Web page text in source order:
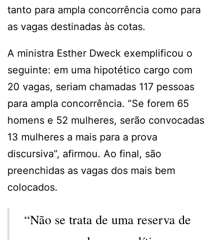
tanto para ampla concorrência como para
as vagas destinadas às cotas.
A ministra Esther Dweck exemplificou o
seguinte: em uma hipotético cargo com
20 vagas, seriam chamadas 117 pessoas
para ampla concorrência. “Se forem 65
homens e 52 mulheres, serão convocadas
13 mulheres a mais para a prova
discursiva”, afirmou. Ao final, são
preenchidas as vagas dos mais bem
colocados.
“Não se trata de uma reserva de